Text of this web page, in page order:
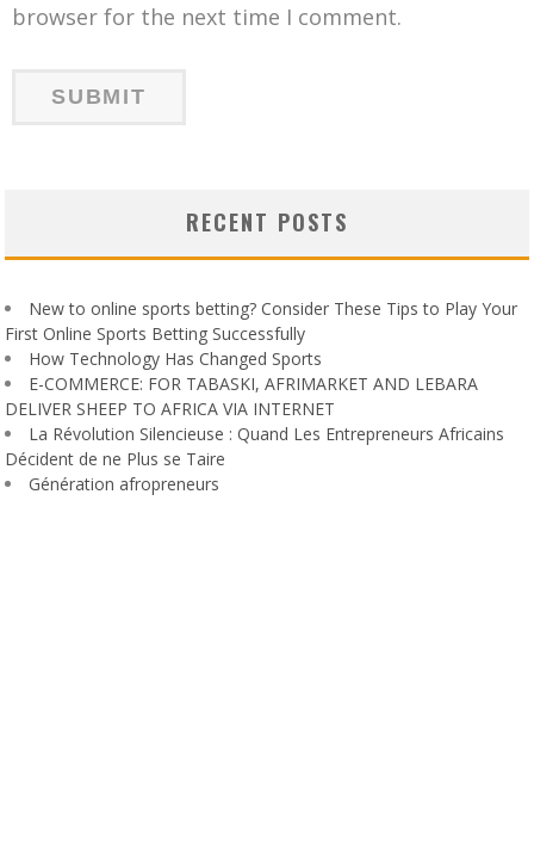
browser for the next time I comment.
RECENT POSTS
New to online sports betting? Consider These Tips to Play Your
First Online Sports Betting Successfully
How Technology Has Changed Sports
E-COMMERCE: FOR TABASKI, AFRIMARKET AND LEBARA
DELIVER SHEEP TO AFRICA VIA INTERNET
La Révolution Silencieuse : Quand Les Entrepreneurs Africains
Décident de ne Plus se Taire
Génération afropreneurs